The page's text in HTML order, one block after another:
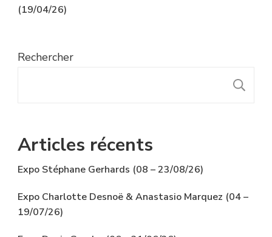
(19/04/26)
Rechercher
Articles récents
Expo Stéphane Gerhards (08 – 23/08/26)
Expo Charlotte Desnoë & Anastasio Marquez (04 –
19/07/26)